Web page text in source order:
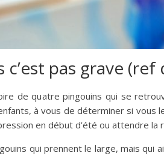
c’est pas grave
de quatre pingouins qui se
à vous de déterminer si vous
en début d’été ou attendre la
qui prennent le large, mais